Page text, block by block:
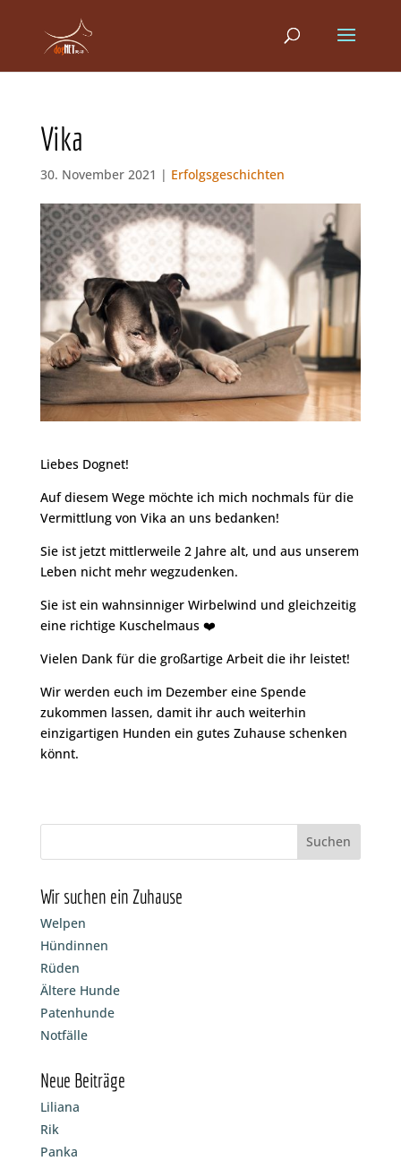
Vika
30. November 2021 | Erfolgsgeschichten
Liebes Dognet!
Auf diesem Wege möchte ich mich nochmals für die
Vermittlung von Vika an uns bedanken!
Sie ist jetzt mittlerweile 2 Jahre alt, und aus unserem
Leben nicht mehr wegzudenken.
Sie ist ein wahnsinniger Wirbelwind und gleichzeitig
eine richtige Kuschelmaus ❤️
Vielen Dank für die großartige Arbeit die ihr leistet!
Wir werden euch im Dezember eine Spende
zukommen lassen, damit ihr auch weiterhin
einzigartigen Hunden ein gutes Zuhause schenken
könnt.
Wir suchen ein Zuhause
Welpen
Hündinnen
Rüden
Ältere Hunde
Patenhunde
Notfälle
Neue Beiträge
Liliana
Rik
Panka